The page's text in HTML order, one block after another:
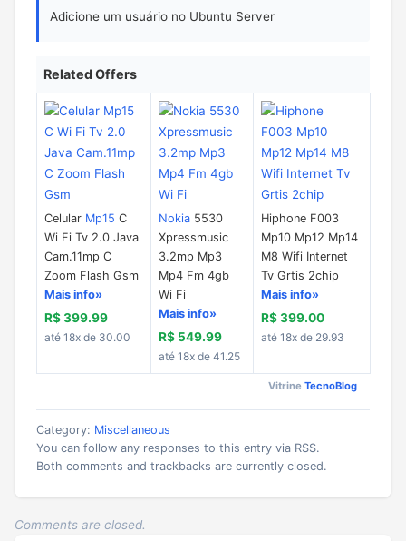
Adicione um usuário no Ubuntu Server
Related Offers
Celular Mp15 C
Wi Fi Tv 2.0 Java
Cam.11mp C
Zoom Flash Gsm
Mais info»
R$ 399.99
até 18x de 30.00
Nokia 5530
Xpressmusic
3.2mp Mp3
Mp4 Fm 4gb
Wi Fi
Mais info»
R$ 549.99
até 18x de 41.25
Hiphone F003
Mp10 Mp12 Mp14
M8 Wifi Internet
Tv Grtis 2chip
Mais info»
R$ 399.00
até 18x de 29.93
Vitrine TecnoBlog
Category: Miscellaneous
You can follow any responses to this entry via RSS.
Both comments and trackbacks are currently closed.
Comments are closed.